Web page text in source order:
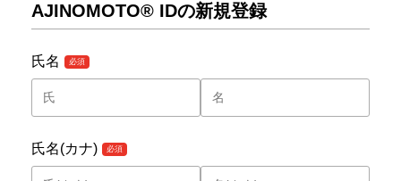
AJINOMOTO® IDの新規登録
氏名
氏名(カナ)